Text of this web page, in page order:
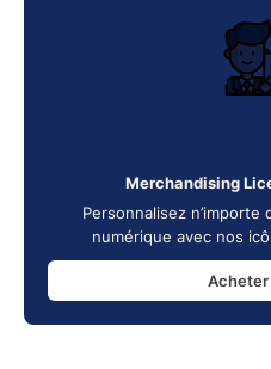
Merchandising
Personnalisez
numérique avec nos